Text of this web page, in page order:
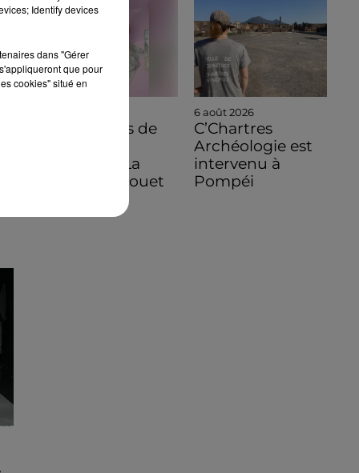
C'est à vous de
découvrir La
Bazoche-Gouet
6 août 2026
C’Chartres
Archéologie est
intervenu à
Pompéi
Identify devices
dans "Gérer
que pour
cookies" situé en